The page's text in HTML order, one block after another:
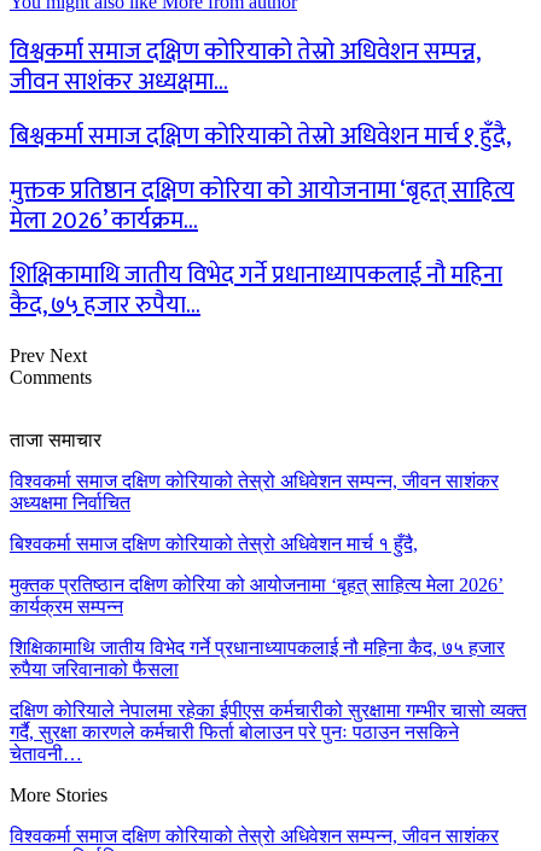
विश्वकर्मा समाज दक्षिण कोरियाको तेस्रो अधिवेशन सम्पन्न,
जीवन साशंकर अध्यक्षमा…
बिश्वकर्मा समाज दक्षिण कोरियाको तेस्रो अधिवेशन मार्च १ हुँदै,
मुक्तक प्रतिष्ठान दक्षिण कोरिया को आयोजनामा ‘बृहत् साहित्य
मेला 2026’ कार्यक्रम…
शिक्षिकामाथि जातीय विभेद गर्ने प्रधानाध्यापकलाई नौ महिना
कैद, ७५ हजार रुपैया…
Prev Next
Comments
ताजा समाचार
विश्वकर्मा समाज दक्षिण कोरियाको तेस्रो अधिवेशन सम्पन्न, जीवन साशंकर
अध्यक्षमा निर्वाचित
बिश्वकर्मा समाज दक्षिण कोरियाको तेस्रो अधिवेशन मार्च १ हुँदै,
मुक्तक प्रतिष्ठान दक्षिण कोरिया को आयोजनामा ‘बृहत् साहित्य मेला 2026’
कार्यक्रम सम्पन्न
शिक्षिकामाथि जातीय विभेद गर्ने प्रधानाध्यापकलाई नौ महिना कैद, ७५ हजार
रुपैया जरिवानाको फैसला
दक्षिण कोरियाले नेपालमा रहेका ईपीएस कर्मचारीको सुरक्षामा गम्भीर चासो व्यक्त
गर्दै, सुरक्षा कारणले कर्मचारी फिर्ता बोलाउन परे पुनः पठाउन नसकिने
चेतावनी…
More Stories
विश्वकर्मा समाज दक्षिण कोरियाको तेस्रो अधिवेशन सम्पन्न, जीवन साशंकर